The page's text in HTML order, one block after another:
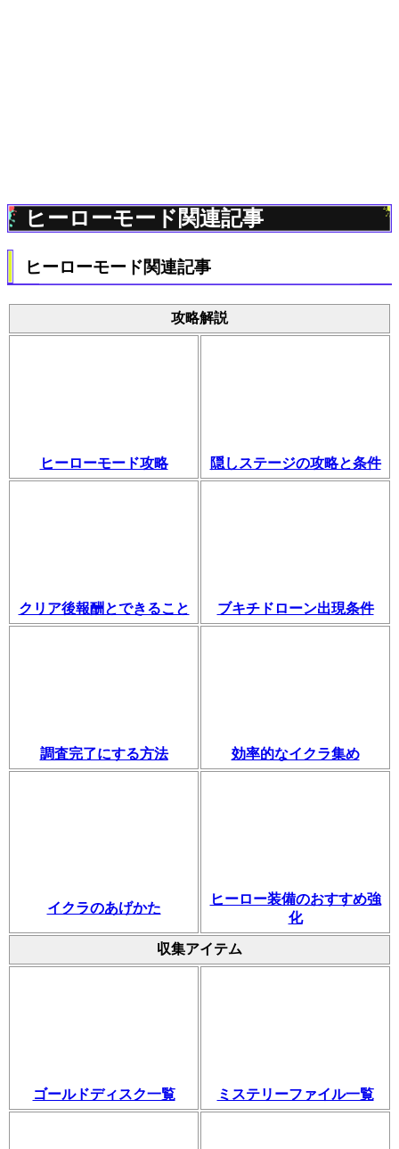
ヒーローモード関連記事
ヒーローモード関連記事
攻略解説
ヒーローモード攻略 隠しステージの攻略と条件
クリア後報酬とできること ブキチドローン出現条件
調査完了にする方法 効率的なイクラ集め
イクラのあげかた
ヒーロー装備のおすすめ強
化
収集アイテム
ゴールドディスク一覧 ミステリーファイル一覧